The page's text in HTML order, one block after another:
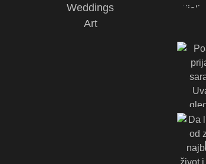
Weddings
Art